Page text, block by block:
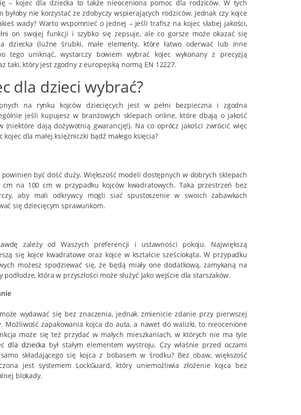
– kojec dla dziecka to także nieoceniona pomoc dla rodziców. W tych
byłoby nie korzystać ze zdobyczy wspierających rodziców. Jednak czy kojce
wady? Warto wspomnieć o jednej – jeśli trafisz na kojec słabej jakości,
on swojej funkcji i szybko się zepsuje, ale co gorsze może okazać się
dziecka (luźne śrubki, małe elementy, które łatwo oderwać lub inne
tego uniknąć, wystarczy bowiem wybrać kojec wykonany z precyzją
taki, który jest zgodny z europejską normą EN 12227.
dla dzieci wybrać?
na rynku kojców dziecięcych jest w pełni bezpieczna i zgodna
jeśli kupujesz w branżowych sklepach online, które dbają o jakość
(niektóre dają dożywotnią gwarancję!). Na co oprócz jakości zwrócić więc
kojec dla małej księżniczki bądź małego księcia?
być dość duży. Większość modeli dostępnych w dobrych sklepach
na 100 cm w przypadku kojców kwadratowych. Taka przestrzeń bez
aby mali odkrywcy mogli siać spustoszenie w swoich zabawkach
się dziecięcym sprawunkom.
zależy od Waszych preferencji i ustawności pokoju. Największą
się kojce kwadratowe oraz kojce w kształcie sześciokąta. W przypadku
możesz spodziewać się, że będą miały one dodatkową, zamykaną na
podłodze, która w przyszłości może służyć jako wejście dla starszaków.
wydawać się bez znaczenia, jednak zmienicie zdanie przy pierwszej
Możliwość zapakowania kojca do auta, a nawet do walizki, to nieocenione
może się też przydać w małych mieszkaniach, w których nie ma tyle
dla dziecka był stałym elementem wystroju. Czy właśnie przed oczami
składającego się kojca z bobasem w środku? Bez obaw, większość
jest systemem LockGuard, który uniemożliwia złożenie kojca bez
blokady.